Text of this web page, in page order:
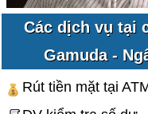
Các dịch vụ tại
Gamuda -
Rút tiền mặt tại